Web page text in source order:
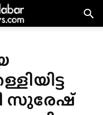
സുരേഷ്